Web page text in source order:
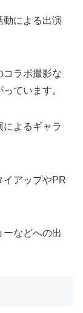
動による出演
コラボ撮影な
ています。
よるギャラ
イアップやPR
ーなどへの出